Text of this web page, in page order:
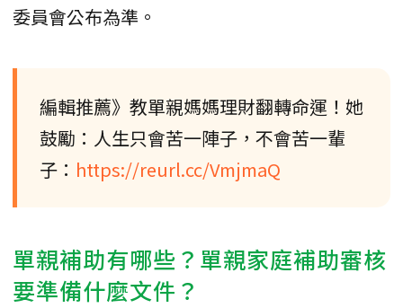
委員會公布為準。
編輯推薦》教單親媽媽理財翻轉命運！她
鼓勵：人生只會苦一陣子，不會苦一輩
子： https://reurl.cc/VmjmaQ
單親補助有哪些？單親家庭補助審核
要準備什麼文件？